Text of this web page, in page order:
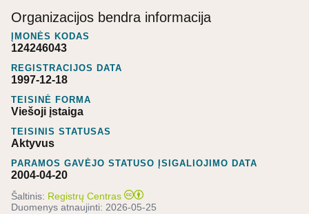
Organizacijos bendra informacija
ĮMONĖS KODAS
124246043
REGISTRACIJOS DATA
1997-12-18
TEISINĖ FORMA
Viešoji įstaiga
TEISINIS STATUSAS
Aktyvus
PARAMOS GAVĖJO STATUSO ĮSIGALIOJIMO DATA
2004-04-20
Šaltinis: Registrų Centras
Duomenys atnaujinti: 2026-05-25